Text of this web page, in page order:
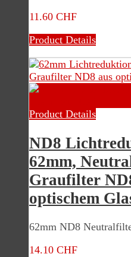
11.60 CHF
Product Details
Product Details
ND8
62mm,
Graufilter
optischem
62mm ND8
14.10 CHF